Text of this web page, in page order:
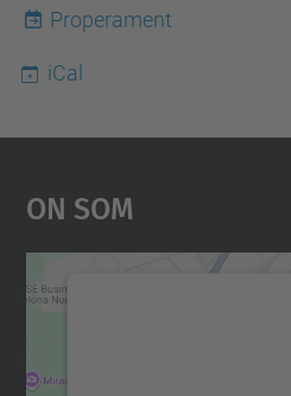
Properament
iCal
On Som